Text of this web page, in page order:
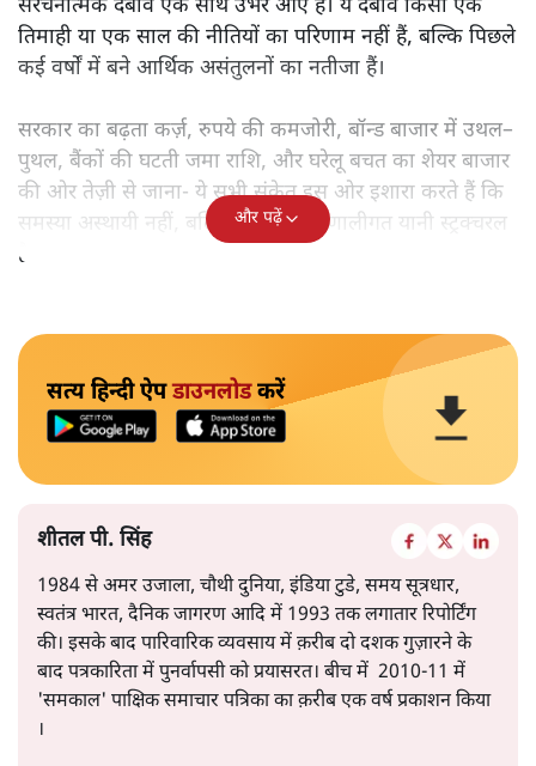
संरचनात्मक दबाव एक साथ उभर आए हैं। ये दबाव किसी एक
तिमाही या एक साल की नीतियों का परिणाम नहीं हैं, बल्कि पिछले
कई वर्षों में बने आर्थिक असंतुलनों का नतीजा हैं।
सरकार का बढ़ता कर्ज़, रुपये की कमजोरी, बॉन्ड बाजार में उथल–
पुथल, बैंकों की घटती जमा राशि, और घरेलू बचत का शेयर बाजार
की ओर तेज़ी से जाना- ये सभी संकेत इस ओर इशारा करते हैं कि
समस्या अस्थायी नहीं, बल्कि गहरी और प्रणालीगत यानी स्ट्रक्चरल
है।
और पढ़ें
सत्य हिन्दी ऐपडाउनलोडकरें
शीतल पी. सिंह
1984 से अमर उजाला, चौथी दुनिया, इंडिया टुडे, समय सूत्रधार,
स्वतंत्र भारत, दैनिक जागरण आदि में 1993 तक लगातार रिपोर्टिंग
की। इसके बाद पारिवारिक व्यवसाय में क़रीब दो दशक गुज़ारने के
बाद पत्रकारिता में पुनर्वापसी को प्रयासरत। बीच में 2010-11 में
'समकाल' पाक्षिक समाचार पत्रिका का क़रीब एक वर्ष प्रकाशन किया
।